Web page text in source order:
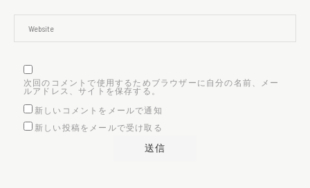
次回のコメントで使用するためブラウザーに自分の名前、メー
ルアドレス、サイトを保存する。
新しいコメントをメールで通知
新しい投稿をメールで受け取る